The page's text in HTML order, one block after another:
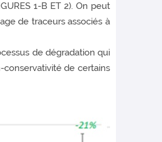
1-B ET 2). On peut
de traceurs associés à
de dégradation qui
de certains